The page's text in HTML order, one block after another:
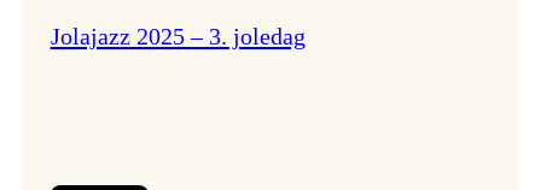
Jolajazz 2025 – 3. joledag